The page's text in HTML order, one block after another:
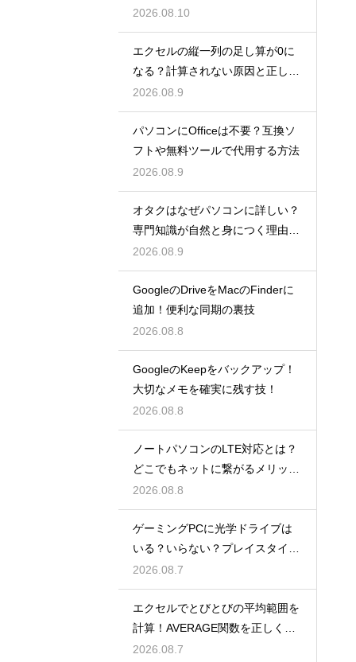
する関数
2026.08.10
エクセルの縦一列の足し算が0に
なる？計算されない原因と正しい
対処法
2026.08.9
パソコンにOfficeは不要？互換ソ
フトや無料ツールで代用する方法
2026.08.9
オタクはなぜパソコンに詳しい？
専門知識が自然と身につく理由を
考察
2026.08.9
GoogleのDriveをMacのFinderに
追加！便利な同期の裏技
2026.08.8
GoogleのKeepをバックアップ！
大切なメモを確実に残す技！
2026.08.8
ノートパソコンのLTE対応とは？
どこでもネットに繋がるメリット
解説
2026.08.8
ゲーミングPCに光学ドライブは
いる？いらない？プレイスタイル
で判断
2026.08.7
エクセルでとびとびの平均範囲を
計算！AVERAGE関数を正しく使
うコツ
2026.08.7